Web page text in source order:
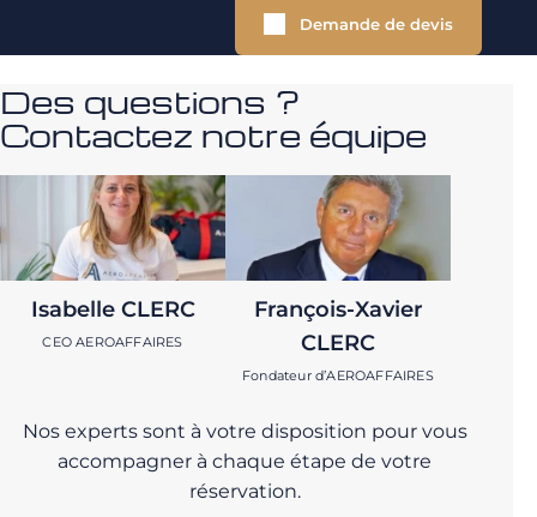
Demande de devis
Des questions ?
Contactez notre équipe
Isabelle CLERC
CEO AEROAFFAIRES
François-Xavier
CLERC
Fondateur d’AEROAFFAIRES
Nos experts sont à votre disposition pour vous
accompagner à chaque étape de votre
réservation.